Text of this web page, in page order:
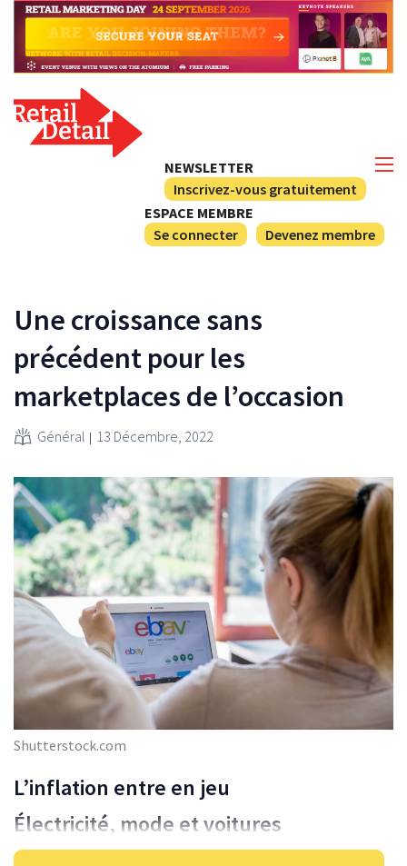
NEWSLETTER
Inscrivez-vous gratuitement
ESPACE MEMBRE
Se connecter
Devenez membre
Une croissance sans
précédent pour les
marketplaces de l’occasion
Général 13 Décembre, 2022
Shutterstock.com
L’inflation entre en jeu
Électricité, mode et voitures